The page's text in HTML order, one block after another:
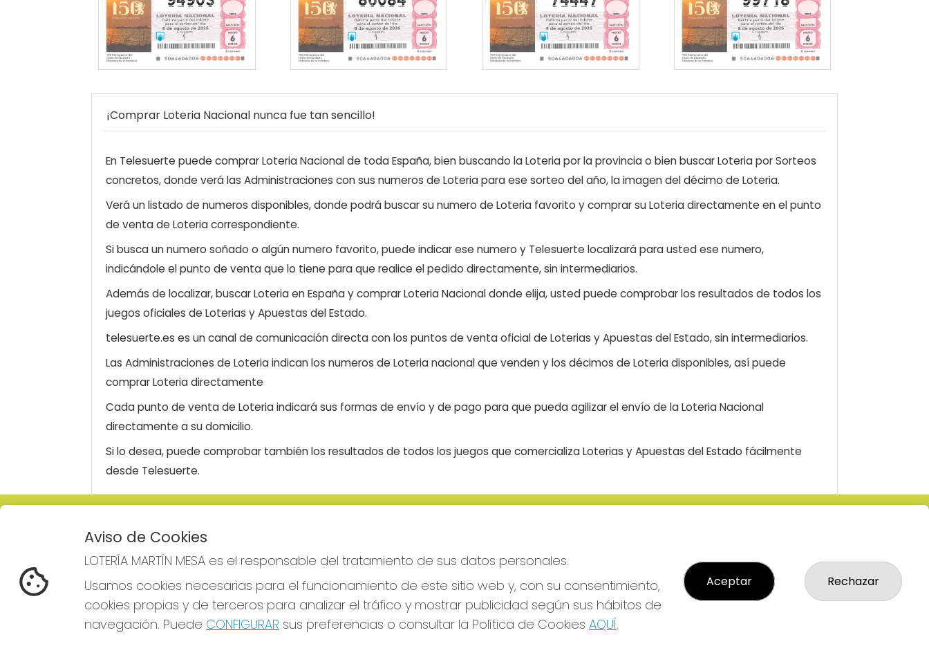
¡Comprar Loteria Nacional nunca fue tan sencillo!
En Telesuerte puede comprar Loteria Nacional de toda España, bien buscando la Loteria por la provincia o bien buscar Loteria por Sorteos
concretos, donde verá las Administraciones con sus numeros de Loteria para ese sorteo del año, la imagen del décimo de Loteria.
Verá un listado de numeros disponibles, donde podrá buscar su numero de Loteria favorito y comprar su Loteria directamente en el punto
de venta de Loteria correspondiente.
Si busca un numero soñado o algún numero favorito, puede indicar ese numero y Telesuerte localizará para usted ese numero,
indicándole el punto de venta que lo tiene para que realice el pedido directamente, sin intermediarios.
Además de localizar, buscar Loteria en España y comprar Loteria Nacional donde elija, usted puede comprobar los resultados de todos los
juegos oficiales de Loterias y Apuestas del Estado.
telesuerte.es es un canal de comunicación directa con los puntos de venta oficial de Loterias y Apuestas del Estado, sin intermediarios.
Las Administraciones de Loteria indican los numeros de Loteria nacional que venden y los décimos de Loteria disponibles, así puede
comprar Loteria directamente
Cada punto de venta de Loteria indicará sus formas de envío y de pago para que pueda agilizar el envío de la Loteria Nacional
directamente a su domicilio.
Si lo desea, puede comprobar también los resultados de todos los juegos que comercializa Loterias y Apuestas del Estado fácilmente
desde Telesuerte.
LOTERÍA MARTÍN MESA
¿Quiénes somos?
Comprar lotería
Resultados
Empresas
Comprar en SELAE
Boletos digitales
ADMINISTRACION DE LOTERIAS: 2-
CIUDAD RODRIGO - RECEPTOR
923482019
web@admon2martinmesa.es
CARDENAL TAVERA, 5
Política de Privacidad
Política de Cookies
Condiciones de Compra
Aviso de Cookies
LOTERÍA MARTÍN MESA es el responsable del tratamiento de sus datos personales.
Usamos cookies necesarias para el funcionamiento de este sitio web y, con su consentimiento,
cookies propias y de terceros para analizar el tráfico y mostrar publicidad según sus hábitos de
navegación. Puede CONFIGURAR sus preferencias o consultar la Política de Cookies AQUÍ.
Aceptar Rechazar